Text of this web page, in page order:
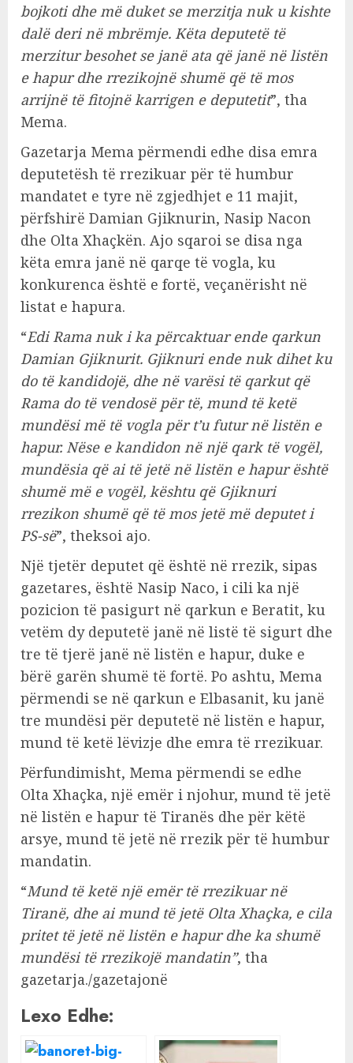
bojkoti dhe më duket se merzitja nuk u kishte
dalë deri në mbrëmje. Këta deputetë të
merzitur besohet se janë ata që janë në listën
e hapur dhe rrezikojnë shumë që të mos
arrijnë të fitojnë karrigen e deputetit”, tha
Mema.
Gazetarja Mema përmendi edhe disa emra
deputetësh të rrezikuar për të humbur
mandatet e tyre në zgjedhjet e 11 majit,
përfshirë Damian Gjiknurin, Nasip Nacon
dhe Olta Xhaçkën. Ajo sqaroi se disa nga
këta emra janë në qarqe të vogla, ku
konkurenca është e fortë, veçanërisht në
listat e hapura.
“Edi Rama nuk i ka përcaktuar ende qarkun
Damian Gjiknurit. Gjiknuri ende nuk dihet ku
do të kandidojë, dhe në varësi të qarkut që
Rama do të vendosë për të, mund të ketë
mundësi më të vogla për t’u futur në listën e
hapur. Nëse e kandidon në një qark të vogël,
mundësia që ai të jetë në listën e hapur është
shumë më e vogël, kështu që Gjiknuri
rrezikon shumë që të mos jetë më deputet i
PS-së”, theksoi ajo.
Një tjetër deputet që është në rrezik, sipas
gazetares, është Nasip Naco, i cili ka një
pozicion të pasigurt në qarkun e Beratit, ku
vetëm dy deputetë janë në listë të sigurt dhe
tre të tjerë janë në listën e hapur, duke e
bërë garën shumë të fortë. Po ashtu, Mema
përmendi se në qarkun e Elbasanit, ku janë
tre mundësi për deputetë në listën e hapur,
mund të ketë lëvizje dhe emra të rrezikuar.
Përfundimisht, Mema përmendi se edhe
Olta Xhaçka, një emër i njohur, mund të jetë
në listën e hapur të Tiranës dhe për këtë
arsye, mund të jetë në rrezik për të humbur
mandatin.
“Mund të ketë një emër të rrezikuar në
Tiranë, dhe ai mund të jetë Olta Xhaçka, e cila
pritet të jetë në listën e hapur dhe ka shumë
mundësi të rrezikojë mandatin”, tha
gazetarja./gazetajonë
Lexo Edhe: